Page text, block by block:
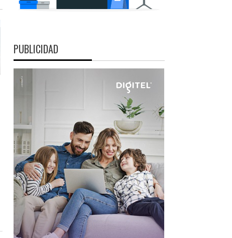
PUBLICIDAD